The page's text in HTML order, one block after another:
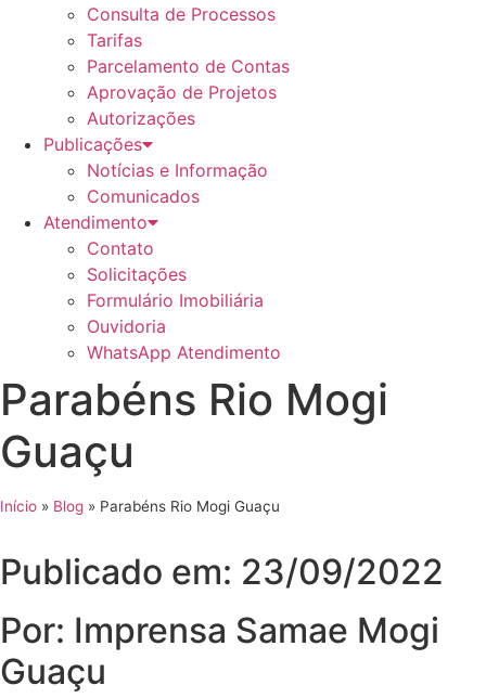
Consulta de Processos
Tarifas
Parcelamento de Contas
Aprovação de Projetos
Autorizações
Publicações
Notícias e Informação
Comunicados
Atendimento
Contato
Solicitações
Formulário Imobiliária
Ouvidoria
WhatsApp Atendimento
Parabéns Rio Mogi
Guaçu
Início » Blog » Parabéns Rio Mogi Guaçu
Publicado em: 23/09/2022
Por: Imprensa Samae Mogi
Guaçu